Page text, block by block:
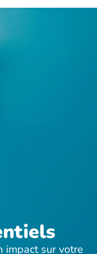
impact sur votre